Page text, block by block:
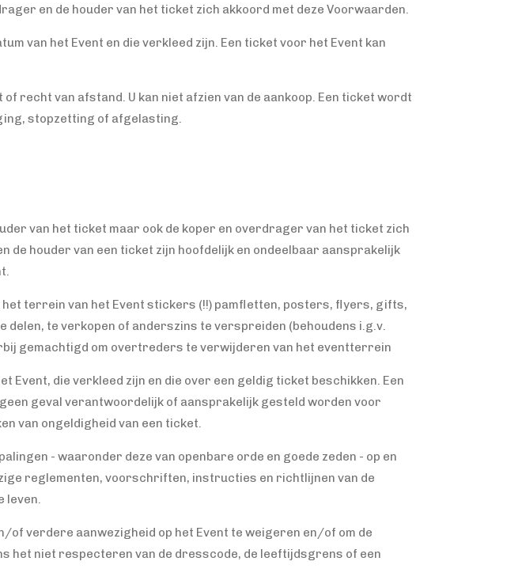
en de houder van het ticket zich akkoord met deze Voorwaarden.
van het Event en die verkleed zijn. Een ticket voor het Event kan
recht van afstand. U kan niet afzien van de aankoop. Een ticket wordt
stopzetting of afgelasting.
van het ticket maar ook de koper en overdrager van het ticket zich
houder van een ticket zijn hoofdelijk en ondeelbaar aansprakelijk
het terrein van het Event stickers (!!) pamfletten, posters, flyers, gifts,
te verkopen of anderszins te verspreiden (behoudens i.g.v.
gemachtigd om overtreders te verwijderen van het eventterrein
Event, die verkleed zijn en die over een geldig ticket beschikken. Een
geval verantwoordelijk of aansprakelijk gesteld worden voor
van ongeldigheid van een ticket.
- waaronder deze van openbare orde en goede zeden - op en
reglementen, voorschriften, instructies en richtlijnen van de
leven.
verdere aanwezigheid op het Event te weigeren en/of om de
het niet respecteren van de dresscode, de leeftijdsgrens of een